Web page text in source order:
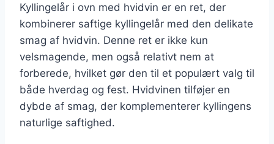
Kyllingelår i ovn med hvidvin er en ret, der
kombinerer saftige kyllingelår med den delikate
smag af hvidvin. Denne ret er ikke kun
velsmagende, men også relativt nem at
forberede, hvilket gør den til et populært valg til
både hverdag og fest. Hvidvinen tilføjer en
dybde af smag, der komplementerer kyllingens
naturlige saftighed.